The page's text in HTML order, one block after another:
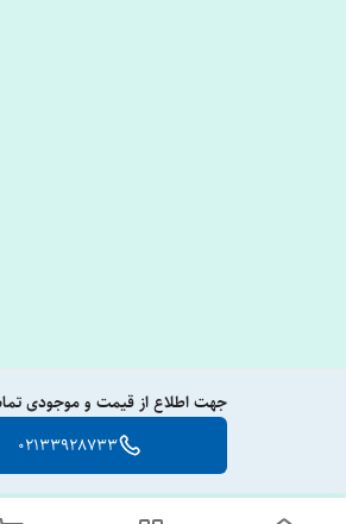
جهت اطلاع از قیمت و موجودی
02133928733